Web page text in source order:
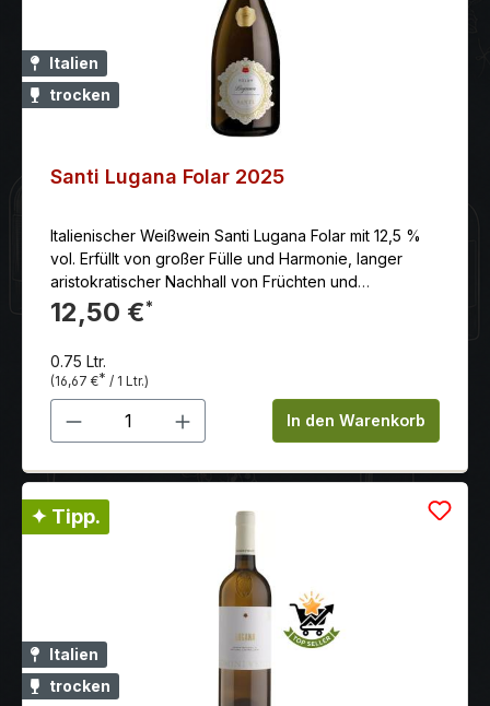
Italien
trocken
Santi Lugana Folar 2025
Italienischer Weißwein Santi Lugana Folar mit 12,5 %
vol. Erfüllt von großer Fülle und Harmonie, langer
aristokratischer Nachhall von Früchten und
Nüssen. Die vollreifen Trauben werden in der
zweiten Oktoberwoche gelesen und reduktiv
12,50 €*
0.75 Ltr.
(16,67 €* / 1 Ltr.)
Produkt Anzahl: Gib denIn den Warenkorb
✦ Tipp.
Italien
trocken